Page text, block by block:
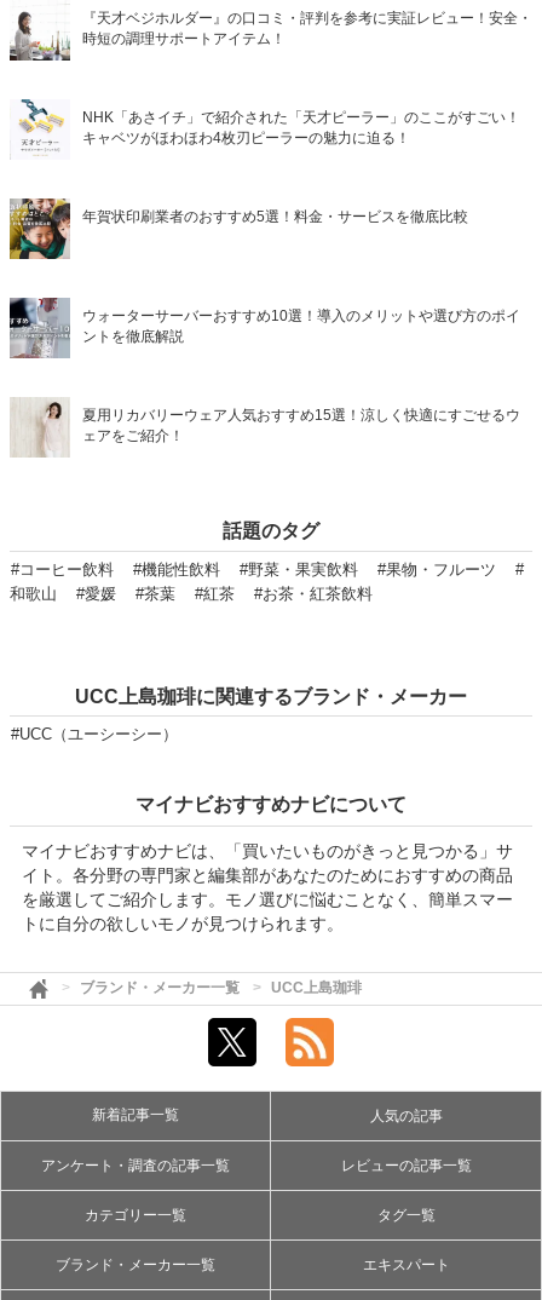
『天才ベジホルダー』の口コミ・評判を参考に実証レビュー！安全・
時短の調理サポートアイテム！
NHK「あさイチ」で紹介された「天才ピーラー」のここがすごい！
キャベツがほわほわ4枚刃ピーラーの魅力に迫る！
年賀状印刷業者のおすすめ5選！料金・サービスを徹底比較
ウォーターサーバーおすすめ10選！導入のメリットや選び方のポイ
ントを徹底解説
夏用リカバリーウェア人気おすすめ15選！涼しく快適にすごせるウ
ェアをご紹介！
話題のタグ
#コーヒー飲料 #機能性飲料 #野菜・果実飲料 #果物・フルーツ
#
和歌山
#愛媛 #茶葉 #紅茶 #お茶・紅茶飲料
UCC上島珈琲に関連するブランド・メーカー
#UCC（ユーシーシー）
マイナビおすすめナビについて
マイナビおすすめナビは、「買いたいものがきっと見つかる」サ
イト。各分野の専門家と編集部があなたのためにおすすめの商品
を厳選してご紹介します。モノ選びに悩むことなく、簡単スマー
トに自分の欲しいモノが見つけられます。
ブランド・メーカー一覧 UCC上島珈琲
新着記事一覧 人気の記事
アンケート・調査の記事一覧 レビューの記事一覧
カテゴリー一覧 タグ一覧
ブランド・メーカー一覧 エキスパート